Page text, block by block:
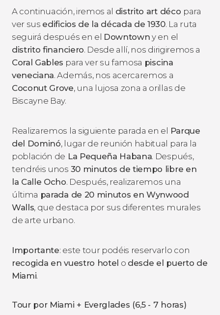
A continuación, iremos al distrito art déco para
ver sus edificios de la década de 1930. La ruta
seguirá después en el Downtown y en el
distrito financiero. Desde allí, nos dirigiremos a
Coral Gables para ver su famosa piscina
veneciana. Además, nos acercaremos a
Coconut Grove, una lujosa zona a orillas de
Biscayne Bay.
Realizaremos la siguiente parada en el Parque
del Dominó, lugar de reunión habitual para la
población de La Pequeña Habana. Después,
tendréis unos 30 minutos de tiempo libre en
la Calle Ocho. Después, realizaremos una
última parada de 20 minutos en Wynwood
Walls, que destaca por sus diferentes murales
de arte urbano.
Importante: este tour podéis reservarlo con
recogida en vuestro hotel o desde el puerto de
Miami.
Tour por Miami + Everglades (6,5 - 7 horas)